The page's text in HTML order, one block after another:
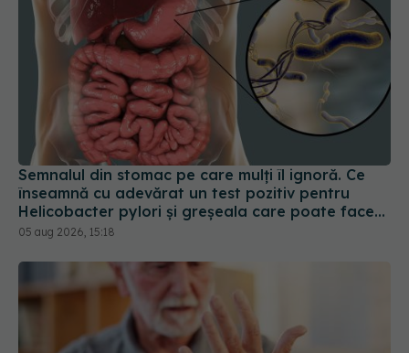
Semnalul din stomac pe care mulți îl ignoră. Ce
înseamnă cu adevărat un test pozitiv pentru
Helicobacter pylori și greșeala care poate face
tratamentul mult mai dificil
05 aug 2026, 15:18